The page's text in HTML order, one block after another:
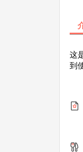
这
到